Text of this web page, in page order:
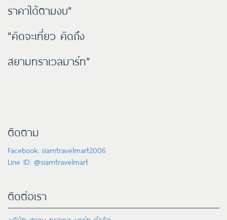
ราคาได้ตามงบ"
"คิดจะเที่ยว คิดถึง
สยามทราเวลมาร์ท"
ติดตาม
Facebook: siamtravelmart2006
Line ID: @siamtravelmart
ติดต่อเรา